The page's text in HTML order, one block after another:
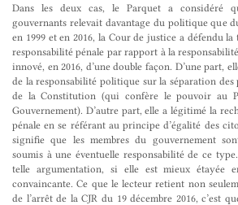
Dans les deux cas, le Parquet a considéré
gouvernants relevait davantage du politique que
en 1999 et en 2016, la Cour de justice a défendu la
responsabilité pénale par rapport à la
innové, en 2016, d’une double façon. D’une part,
de la responsabilité politique sur la séparation des
de la Constitution (qui confère le pouvoir au
Gouvernement). D’autre part, elle a légitimé la
pénale en se référant au principe d’égalité des
signifie que les membres du gouvernement
soumis à une éventuelle responsabilité de ce
telle argumentation, si elle est mieux étayée
convaincante. Ce que le lecteur retient non
de l’arrêt de la CJR du 19 décembre 2016, c’est